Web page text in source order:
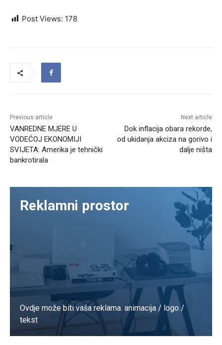
Post Views: 178
Previous article
VANREDNE MJERE U
VODEĆOJ EKONOMIJI
SVIJETA: Amerika je tehnički
bankrotirala
Next article
Dok inflacija obara rekorde,
od ukidanja akciza na gorivo i
dalje ništa
Reklamni prostor
Ovdje može biti vaša reklama. animacija / logo /
tekst